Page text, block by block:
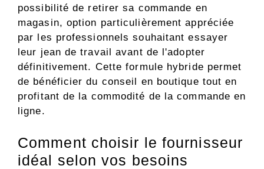
possibilité de retirer sa commande en
magasin, option particulièrement appréciée
par les professionnels souhaitant essayer
leur jean de travail avant de l'adopter
définitivement. Cette formule hybride permet
de bénéficier du conseil en boutique tout en
profitant de la commodité de la commande en
ligne.
Comment choisir le fournisseur
idéal selon vos besoins